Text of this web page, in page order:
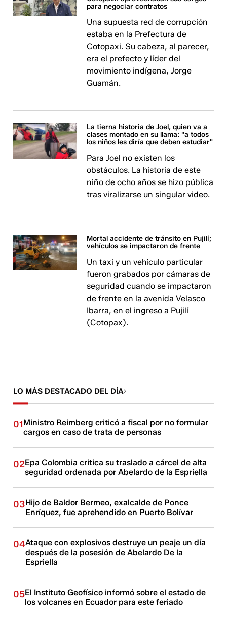
para negociar contratos
Una supuesta red de corrupción
estaba en la Prefectura de
Cotopaxi. Su cabeza, al parecer,
era el prefecto y líder del
movimiento indígena, Jorge
Guamán.
La tierna historia de Joel, quien va a
clases montado en su llama: "a todos
los niños les diría que deben estudiar"
Para Joel no existen los
obstáculos. La historia de este
niño de ocho años se hizo pública
tras viralizarse un singular video.
Mortal accidente de tránsito en Pujilí;
vehículos se impactaron de frente
Un taxi y un vehículo particular
fueron grabados por cámaras de
seguridad cuando se impactaron
de frente en la avenida Velasco
Ibarra, en el ingreso a Pujilí
(Cotopax).
LO MÁS DESTACADO DEL DÍA
01Ministro Reimberg criticó a fiscal por no formular
cargos en caso de trata de personas
02Epa Colombia critica su traslado a cárcel de alta
seguridad ordenada por Abelardo de la Espriella
03Hijo de Baldor Bermeo, exalcalde de Ponce
Enríquez, fue aprehendido en Puerto Bolívar
04Ataque con explosivos destruye un peaje un día
después de la posesión de Abelardo De la
Espriella
05El Instituto Geofísico informó sobre el estado de
los volcanes en Ecuador para este feriado